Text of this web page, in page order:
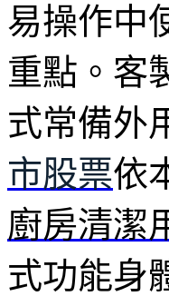
易操作中
重點。客
式常備外
市股票依
廚房清潔
式功能身